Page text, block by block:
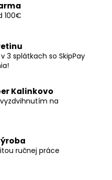
100€
3 splátkach so SkipPay
Kalinkovo
na
ručnej práce